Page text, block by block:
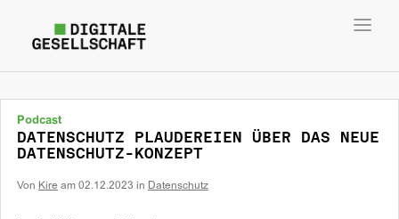
Podcast
DATENSCHUTZ PLAUDEREIEN ÜBER DAS NEUE
DATENSCHUTZ-KONZEPT
Von Kire am 02.12.2023 in Datenschutz